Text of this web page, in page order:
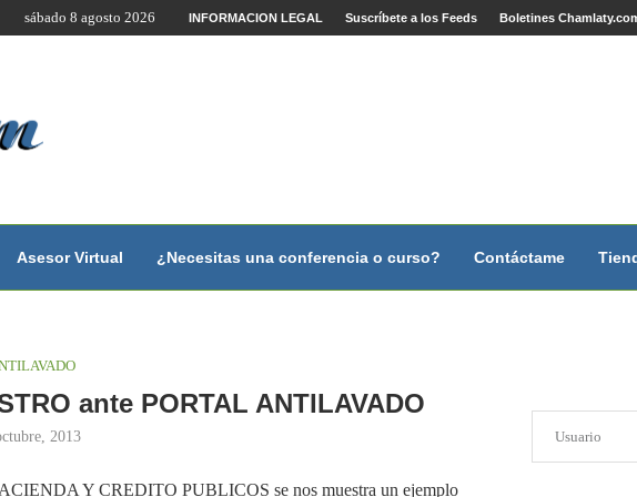
sábado 8 agosto 2026 INFORMACION LEGAL Suscríbete a los Feeds Boletines
Asesor Virtual ¿Necesitas una conferencia o curso? Contáctame
ante PORTAL ANTILAVADO
2013
Y CREDITO PUBLICOS se nos muestra un ejemplo